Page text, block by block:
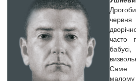
часто
Саме